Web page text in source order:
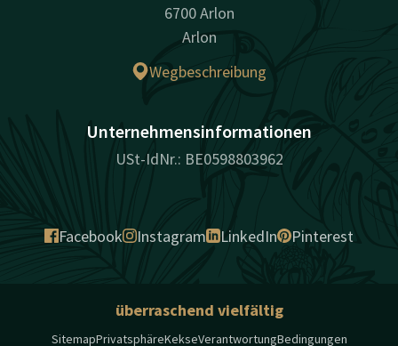
6700 Arlon
Arlon
Wegbeschreibung
Unternehmensinformationen
USt-IdNr.: BE0598803962
Facebook Instagram LinkedIn Pinterest
überraschend vielfältig
SitemapPrivatsphäreKekseVerantwortungBedingungen